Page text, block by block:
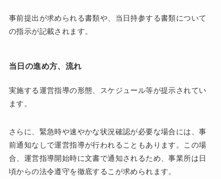
事前提出が求められる書類や、当日持参する書類について
の指示が記載されます。
当日の進め方、流れ
実施する運営指導の形態、スケジュール等が提示されてい
ます。
さらに、緊急時や速やかな状況確認が必要な場合には、事
前通知なしで運営指導が行われることもあります。この場
合、運営指導開始時に文書で通知されるため、事業所は日
頃からの法令遵守を徹底するこが求められます。